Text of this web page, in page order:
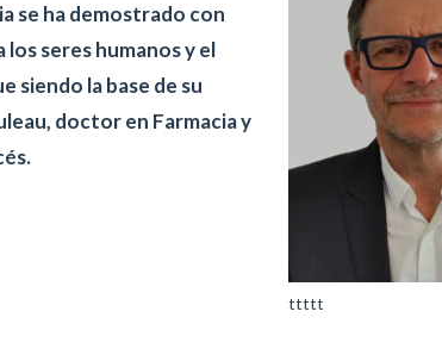
se ha demostrado con
seres humanos y el
siendo la base de su
doctor en Farmacia y
ttttt